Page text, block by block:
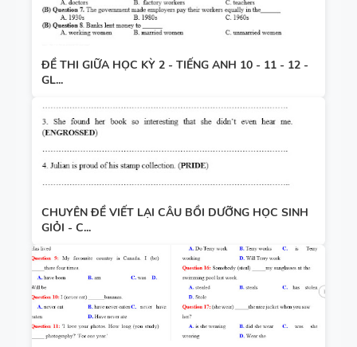
ĐỀ THI GIỮA HỌC KỲ 2 - TIẾNG ANH 10 - 11 - 12 -
GL...
CHUYÊN ĐỀ VIẾT LẠI CÂU BỒI DƯỠNG HỌC SINH
GIỎI - C...